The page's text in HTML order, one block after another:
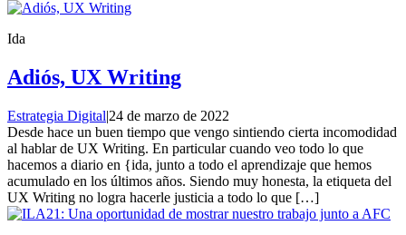
Ida
Adiós, UX Writing
Estrategia Digital|24 de marzo de 2022
Desde hace un buen tiempo que vengo sintiendo cierta incomodidad
al hablar de UX Writing. En particular cuando veo todo lo que
hacemos a diario en {ida, junto a todo el aprendizaje que hemos
acumulado en los últimos años. Siendo muy honesta, la etiqueta del
UX Writing no logra hacerle justicia a todo lo que […]